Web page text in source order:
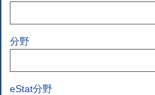
分野
eStat分野